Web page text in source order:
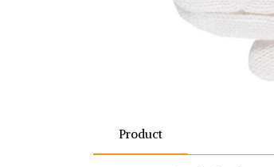
Product